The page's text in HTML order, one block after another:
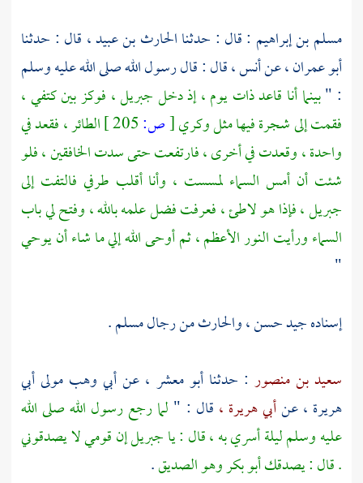
مسلم بن إبراهيم : قال : حدثناالحارث بن عبيد ، قال : حدثنا
أبو عمران ،عنأنس ،قال : قال رسول الله صلى الله عليه وسلم
: "بينما أنا قاعد ذات يوم ، إذ دخلجبريل ، فوكز بين كتفي ،
فقمت إلى شجرة فيها مثل وكري[ص:
الطائر ، فقعد في
واحدة ، وقعدت في أخرى ، فارتفعت حتى سدت الخافقين ، فلو
شئت أن أمس السماء لمسست ، وأنا أقلب طرفي فالتفت إلى
جبريل ،فإذا هو لاطئ ، فعرفت فضل علمه بالله ، وفتح لي باب
السماء ورأيت النور الأعظم ، ثم أوحى الله إلي ما شاء أن يوحي
"
إسناده جيد حسن ،والحارثمن رجالمسلم.
سعيد بن منصور : حدثناأبو معشر ، عنأبي وهب مولى أبي
هريرة ،عنأبي هريرة ، قال : " لما رجع رسول الله صلى الله
عليه وسلم ليلة أسري به ، قال : ياجبريلإن قومي لا يصدقوني
. قال : يصدقكأبو بكر وهو الصديق.